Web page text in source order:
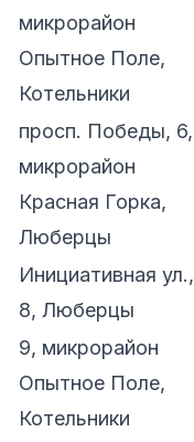
микрорайон
Опытное Поле,
Котельники
просп. Победы, 6,
микрорайон
Красная Горка,
Люберцы
Инициативная ул.,
8, Люберцы
9, микрорайон
Опытное Поле,
Котельники